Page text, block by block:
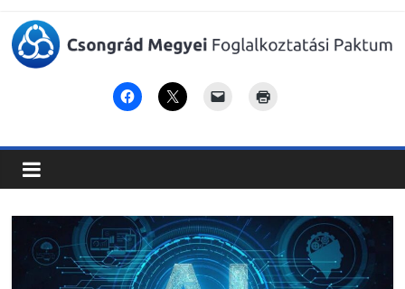
Csongrád
Megyei
Foglalkoztatási
Paktum